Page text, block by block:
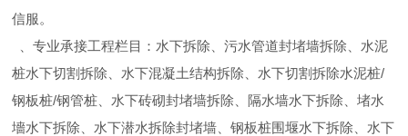
信服。
、专业承接工程栏目：水下拆除、污水管道封堵墙拆除、水泥
桩水下切割拆除、水下混凝土结构拆除、水下切割拆除水泥桩/
钢板桩/钢管桩、水下砖砌封堵墙拆除、隔水墙水下拆除、堵水
墻水下拆除、水下潜水拆除封堵墙、钢板桩围堰水下拆除、水下